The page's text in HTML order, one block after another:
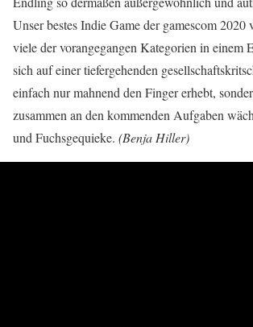
Unser bestes Indie Game der gamescom 2020
viele der vorangegangen Kategorien in einem
sich auf einer tiefergehenden
einfach nur mahnend den Finger erhebt,
zusammen an den kommenden Aufgaben
und Fuchsgequieke. (Benja Hiller)